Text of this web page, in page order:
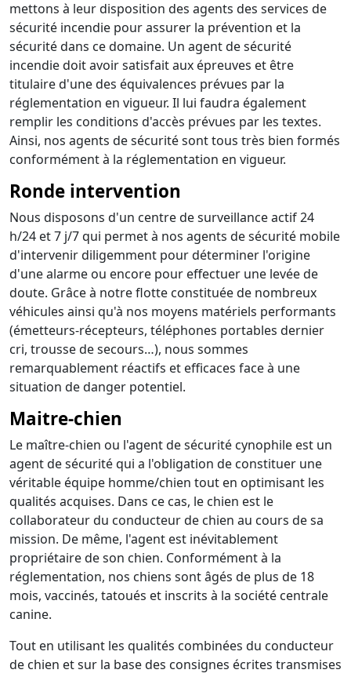
mettons à leur disposition des agents des services de
sécurité incendie pour assurer la prévention et la
sécurité dans ce domaine. Un agent de sécurité
incendie doit avoir satisfait aux épreuves et être
titulaire d'une des équivalences prévues par la
réglementation en vigueur. Il lui faudra également
remplir les conditions d'accès prévues par les textes.
Ainsi, nos agents de sécurité sont tous très bien formés
conformément à la réglementation en vigueur.
Ronde intervention
Nous disposons d'un centre de surveillance actif 24
h/24 et 7 j/7 qui permet à nos agents de sécurité mobile
d'intervenir diligemment pour déterminer l'origine
d'une alarme ou encore pour effectuer une levée de
doute. Grâce à notre flotte constituée de nombreux
véhicules ainsi qu'à nos moyens matériels performants
(émetteurs-récepteurs, téléphones portables dernier
cri, trousse de secours…), nous sommes
remarquablement réactifs et efficaces face à une
situation de danger potentiel.
Maitre-chien
Le maître-chien ou l'agent de sécurité cynophile est un
agent de sécurité qui a l'obligation de constituer une
véritable équipe homme/chien tout en optimisant les
qualités acquises. Dans ce cas, le chien est le
collaborateur du conducteur de chien au cours de sa
mission. De même, l'agent est inévitablement
propriétaire de son chien. Conformément à la
réglementation, nos chiens sont âgés de plus de 18
mois, vaccinés, tatoués et inscrits à la société centrale
canine.
Tout en utilisant les qualités combinées du conducteur
de chien et sur la base des consignes écrites transmises